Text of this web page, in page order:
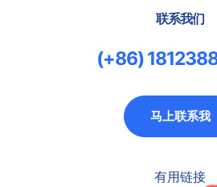
联系我们
(+86)
马上联系我
有用链接